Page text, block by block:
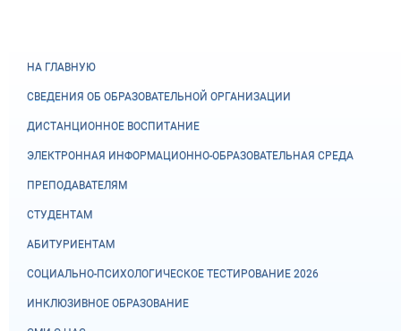
НА ГЛАВНУЮ
СВЕДЕНИЯ ОБ ОБРАЗОВАТЕЛЬНОЙ ОРГАНИЗАЦИИ
ДИСТАНЦИОННОЕ ВОСПИТАНИЕ
ЭЛЕКТРОННАЯ ИНФОРМАЦИОННО-ОБРАЗОВАТЕЛЬНАЯ СРЕДА
ПРЕПОДАВАТЕЛЯМ
СТУДЕНТАМ
АБИТУРИЕНТАМ
СОЦИАЛЬНО-ПСИХОЛОГИЧЕСКОЕ ТЕСТИРОВАНИЕ 2026
ИНКЛЮЗИВНОЕ ОБРАЗОВАНИЕ